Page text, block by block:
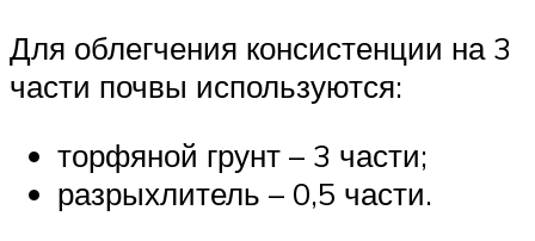
Для облегчения консистенции на 3
части почвы используются:
торфяной грунт – 3 части;
разрыхлитель – 0,5 части.